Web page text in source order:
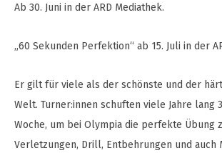
Ab 30. Juni in der ARD Mediathek.
„60 Sekunden Perfektion“ ab 15. Juli in der
Er gilt für viele als der schönste und der
Welt. Turner:innen schuften viele Jahre lang
Woche, um bei Olympia die perfekte Übung
Verletzungen, Drill, Entbehrungen und auch